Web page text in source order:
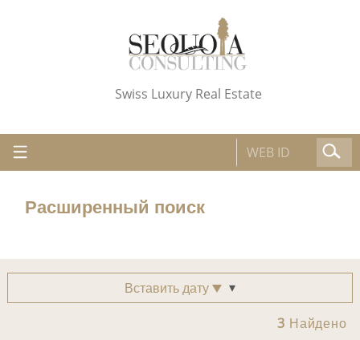
Swiss Luxury Real Estate
Расширенный поиск
Вставить дату
3 Найдено